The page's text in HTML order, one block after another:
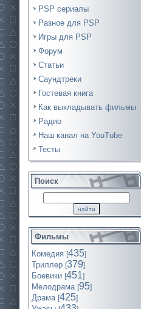
PSP сериалы
Разное для PSP
Игры для PSP
Форум
Статьи
Саундтреки
Гостевая книга
Как выкладывать фильмы
Радио
Наш канал на YouTube
Тесты
Поиск
Фильмы
Комедия [435]
Триллер [379]
Боевики [451]
Мелодрама [95]
Драма [425]